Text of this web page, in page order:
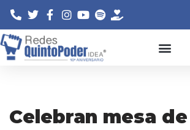
Saltar
al
Celebran mesa